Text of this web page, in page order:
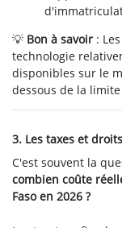
💡 Bon à savoir :
technologie
disponibles sur le
dessous de la
3. Les taxes et
C'est souvent la
combien coûte
Faso en 2026 ?